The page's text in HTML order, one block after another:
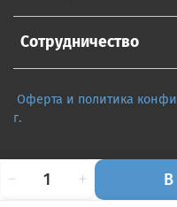
В
Сотрудничество
Оферта и политика
г.